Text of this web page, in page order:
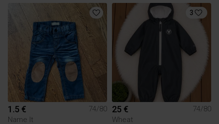
1.5 €
74/80
Name It
3
25 €
74/80
Wheat